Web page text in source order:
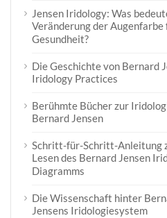
Jensen Iridology: Was
Veränderung der
Gesundheit?
Die Geschichte von Bernard
Iridology Practices
Berühmte Bücher zur
Bernard Jensen
Schritt-für-Schritt-Anleitung
Lesen des Bernard Jensen
Diagramms
Die Wissenschaft hinter
Jensens Iridologiesystem